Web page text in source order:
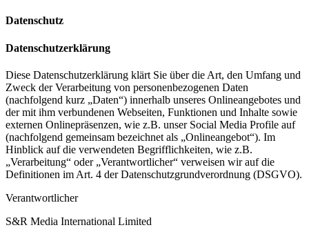
Datenschutz
Datenschutzerklärung
Diese Datenschutzerklärung klärt Sie über die Art, den Umfang und
Zweck der Verarbeitung von personenbezogenen Daten
(nachfolgend kurz „Daten“) innerhalb unseres Onlineangebotes und
der mit ihm verbundenen Webseiten, Funktionen und Inhalte sowie
externen Onlinepräsenzen, wie z.B. unser Social Media Profile auf
(nachfolgend gemeinsam bezeichnet als „Onlineangebot“). Im
Hinblick auf die verwendeten Begrifflichkeiten, wie z.B.
„Verarbeitung“ oder „Verantwortlicher“ verweisen wir auf die
Definitionen im Art. 4 der Datenschutzgrundverordnung (DSGVO).
Verantwortlicher
S&R Media International Limited